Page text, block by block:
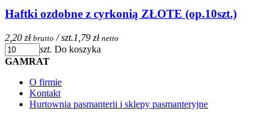
Haftki ozdobne z cyrkonią ZŁOTE (op.10szt.)
2,20 zł brutto / szt.1,79 zł netto
szt. Do koszyka
GAMRAT
O firmie
Kontakt
Hurtownia pasmanterii i sklepy pasmanteryjne